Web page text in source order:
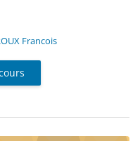
Francois